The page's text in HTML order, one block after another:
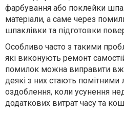
фарбування або поклейки
матеріали, а саме через
шпаклівки та підготовки
Особливо часто з такими
які виконують ремонт
помилок можна виправити
деякі з них стають
оздоблення, коли усунення
додаткових витрат часу та